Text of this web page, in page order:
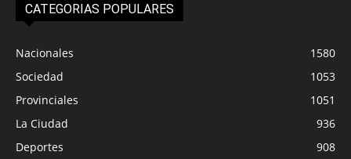
CATEGORIAS POPULARES
Nacionales
1580
Sociedad
1053
Provinciales
1051
La Ciudad
936
Deportes
908